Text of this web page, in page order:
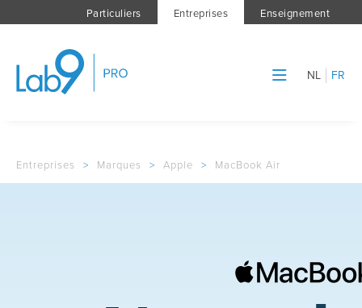
Particuliers Entreprises Enseignement
NL FR
Entreprises > Marques > Apple > MacBook Air